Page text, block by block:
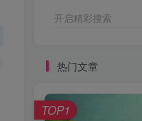
开启精彩搜索
热门文章
TOP1